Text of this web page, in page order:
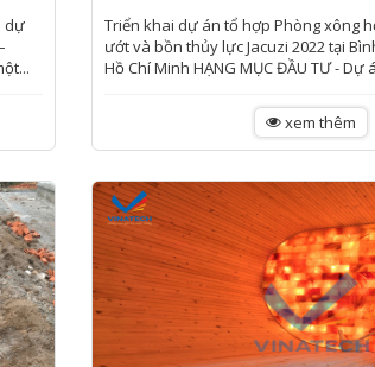
dự
Tân, Tp.HCM
Triển khai dự án tổ hợp Phòng xông
ướt và bồn thủy lực Jacuzi 2022 tại
Hồ Chí Minh HẠNG MỤC ĐẦU TƯ - Dự
xem thêm